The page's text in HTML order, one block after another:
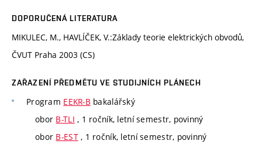
DOPORUČENÁ LITERATURA
MIKULEC, M., HAVLÍČEK, V.:Základy teorie elektrických obvodů,
ČVUT Praha 2003 (CS)
ZAŘAZENÍ PŘEDMĚTU VE STUDIJNÍCH PLÁNECH
Program EEKR-B bakalářský
obor B-TLI , 1 ročník, letní semestr, povinný
obor B-EST, 1 ročník, letní semestr, povinný